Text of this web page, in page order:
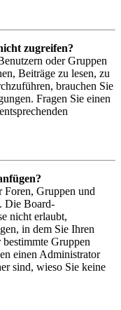
zugreifen?
oder Gruppen
Beiträge zu lesen, zu
brauchen Sie
Fragen Sie einen
Foren, Gruppen und
Die Board-
nicht erlaubt,
in dem Sie Ihren
Gruppen
einen Administrator
sind, wieso Sie keine